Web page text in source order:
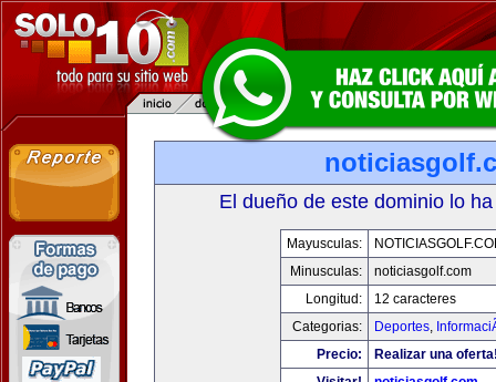
El dueño de este dominio lo
Mayusculas:
Minusculas:
noticiasgolf.com
Longitud:
12 caracteres
Categorias:
Deportes,
Precio:
Realizar una